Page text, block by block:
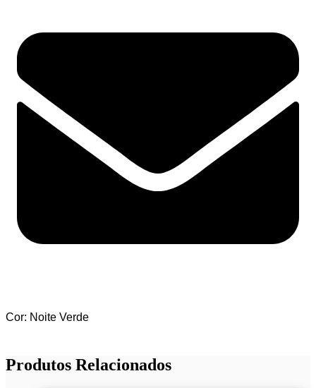
Cor: Noite Verde
Produtos Relacionados